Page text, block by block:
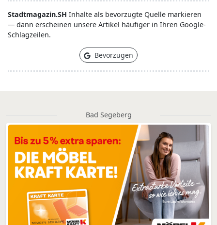
Stadtmagazin.SH Inhalte als bevorzugte Quelle markieren
— dann erscheinen unsere Artikel häufiger in Ihren Google-
Schlagzeilen.
Bevorzugen
Bad Segeberg